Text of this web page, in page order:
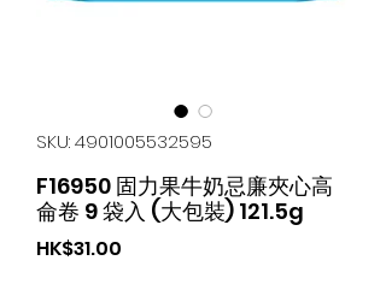
SKU: 4901005532595
F16950 固力果牛奶忌廉夾心高
侖卷 9 袋入 (大包裝) 121.5g
HK$31.00